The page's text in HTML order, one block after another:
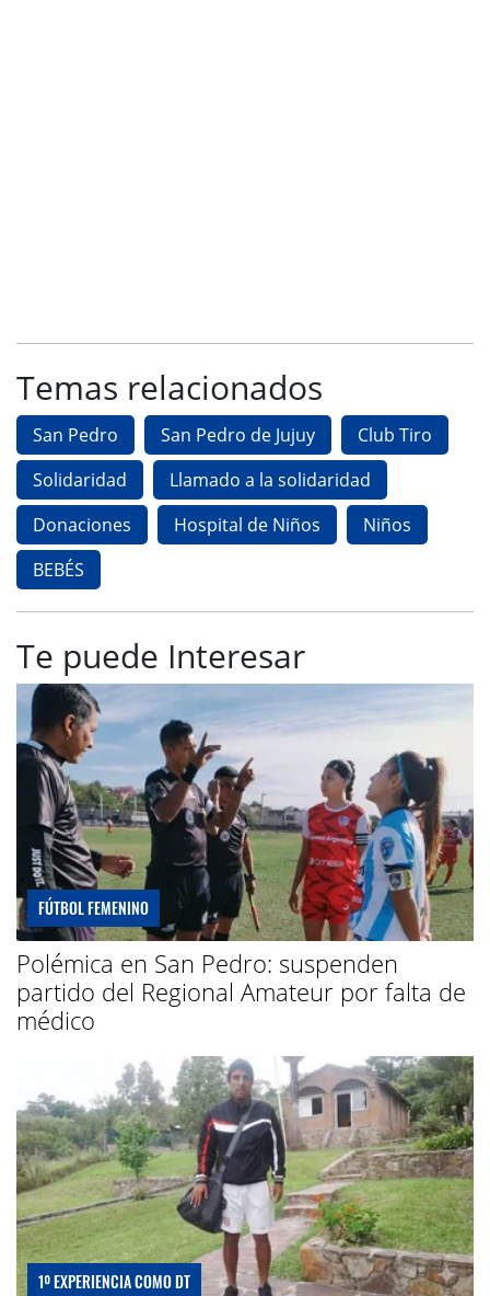
Temas relacionados
San Pedro San Pedro de Jujuy
Club Tiro
Solidaridad
Llamado a la solidaridad
Donaciones
Hospital de Niños
Niños
BEBÉS
Te puede Interesar
FÚTBOL FEMENINO
Polémica en San Pedro: suspenden
partido del Regional Amateur por falta de
médico
1º EXPERIENCIA COMO DT